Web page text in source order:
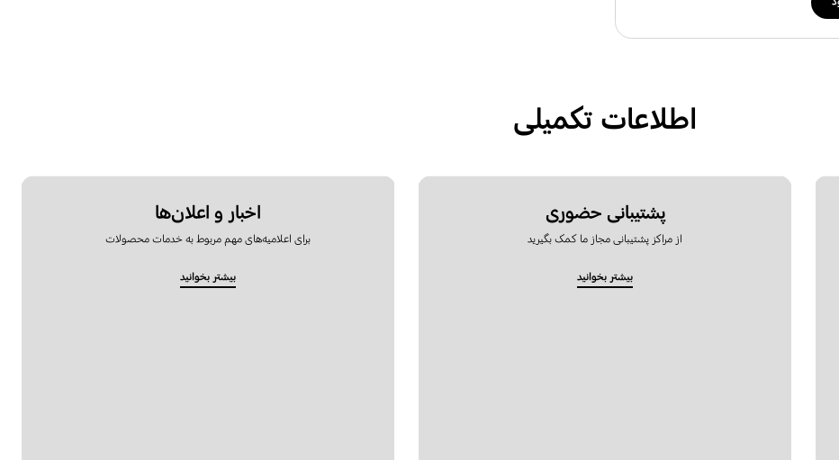
اطلاعات تکمیلی
پشتیبانی حضوری
از مراکز پشتیبانی مجاز ما کمک بگیرید
بیشتر بخوانید
اخبار و اعلان‌ها
برای اعلامیه‌های مهم مربوط به خدمات محصولات
بیشتر بخوانید